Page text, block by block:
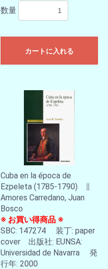
数量
カートに入れる
Cuba en la época de
Ezpeleta (1785-1790) ∥
Amores Carredano, Juan
Bosco
※ お買い得商品 ※
SBC: 147274 装丁: paper
cover 出版社: EUNSA:
Universidad de Navarra 発
行年: 2000